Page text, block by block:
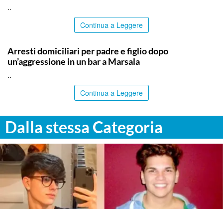
..
Continua a Leggere
Arresti domiciliari per padre e figlio dopo
un’aggressione in un bar a Marsala
..
Continua a Leggere
Dalla stessa Categoria